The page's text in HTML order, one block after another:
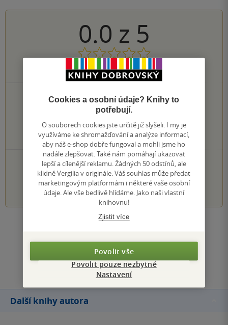
0.0 z 5
0hodnocení čtenářů
0×
5 hvězdiček
0×
4 hvězdičky
0×
0×
2 hvězdičky
0×
1 hvezdička
PŘIDEJTE SVÉ HODNOCENÍ KNIHY
1 2 3 4 5
Přidat hodnocení
Další knihy autora
Cookies a osobní údaje? Knihy to
potřebují.
O souborech cookies jste určitě již slyšeli. I my je
využíváme ke shromažďování a analýze informací,
aby náš e-shop dobře fungoval a mohli jsme ho
nadále zlepšovat. Také nám pomáhají ukazovat
lepší a cílenější reklamu. Žádných 50 odstínů, ale
klidně Vergilia v originále. Váš souhlas může předat
marketingovým platformám i některé vaše osobní
údaje. Ale vše bedlivě hlídáme. Jako naši vlastní
knihovnu!
Zjistit více
Povolit vše
Povolit pouze nezbytné
Nastavení